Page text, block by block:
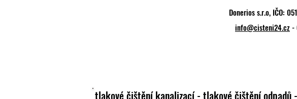
Donerios s.r.o, IČO:
info@cisteni24.cz-
tlakové čištění kanalizací - tlakové čištění